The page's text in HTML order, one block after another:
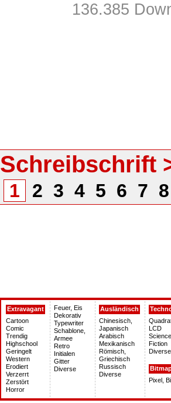
136.385
Schreibschrift
1 2 3 4 5 6 7
Extravagant
Cartoon
Comic
Trendig
Highschool
Geringelt
Western
Erodiert
Verzerrt
Zerstört
Horror
Feuer, Eis
Dekorativ
Typewriter
Schablone,
Armee
Retro
Initialen
Gitter
Diverse
Ausländisch
Chinesisch,
Japanisch
Arabisch
Mexikanisch
Römisch,
Griechisch
Russisch
Diverse
LCD
Fiction
Diverse
Pixel,